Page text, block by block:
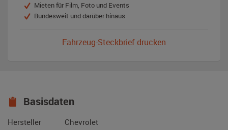
Mieten für Film, Foto und Events
Bundesweit und darüber hinaus
Fahrzeug-Steckbrief drucken
Basisdaten
Hersteller
Chevrolet